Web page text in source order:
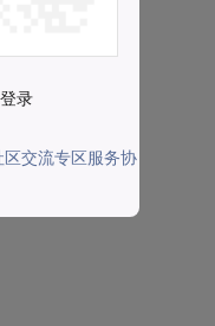
录
区交流专区服务协